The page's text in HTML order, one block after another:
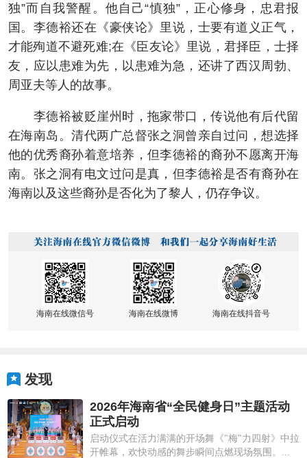
独”而自我警醒。他自己“慎独”，正心修身，忠君报
国。李德裕还在《豪侠论》里说，士要有道义正气，
才能殉道不避死难;在《臣友论》里说，君择臣，士择
友，应以患难为先，以患难为急，还讲了西汉周勃、
周亚夫等人的故事。
李德裕被贬崖州时，拖家带口，传说他有后代留
在海南岛。清代两广总督张之洞曾亲自过问，想选择
他的优秀裔孙着意培养，但李德裕的裔孙不愿离开海
南。张之洞有电文过问是真，但李德裕是否有裔孙在
海南以及这些裔孙是否化为了黎人，仍存争议。
海南在线微信号 海南在线微博 海南在线抖音号
发现
2026年海南省“全民健身日”主题活动
正式启动
启动仪式在活力满满的开场舞《"梅"力四射》中拉
开帷幕，欢快动感的舞步瞬间点燃现场氛围。...